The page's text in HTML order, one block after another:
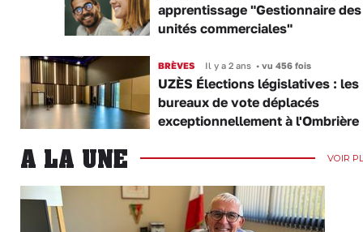
apprentissage "Gestionnaire des
unités commerciales"
BRÈVES Il y a 2 ans •vu 456 fois
UZÈS Élections législatives : les
bureaux de vote déplacés
exceptionnellement à l'Ombrière
A LA UNE VOIR